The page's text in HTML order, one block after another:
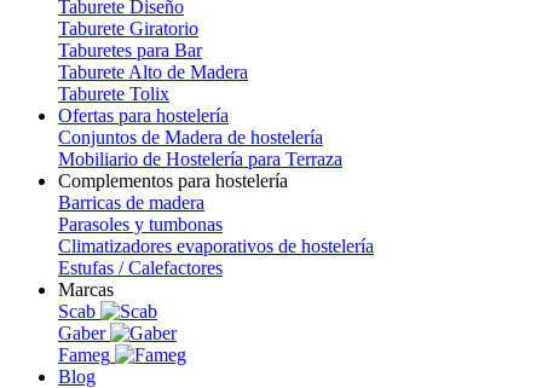
Taburete Diseño
Taburete Giratorio
Taburetes para Bar
Taburete Alto de Madera
Taburete Tolix
Ofertas para hostelería
Conjuntos de Madera de hostelería
Mobiliario de Hostelería para Terraza
Complementos para hostelería
Barricas de madera
Parasoles y tumbonas
Climatizadores evaporativos de hostelería
Estufas / Calefactores
Marcas
Scab
Gaber
Fameg
Blog